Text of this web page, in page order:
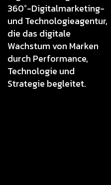
360°-Digitalmarketing-
und Technologieagentur,
die das digitale
Wachstum von Marken
durch Performance,
Technologie und
Strategie begleitet.